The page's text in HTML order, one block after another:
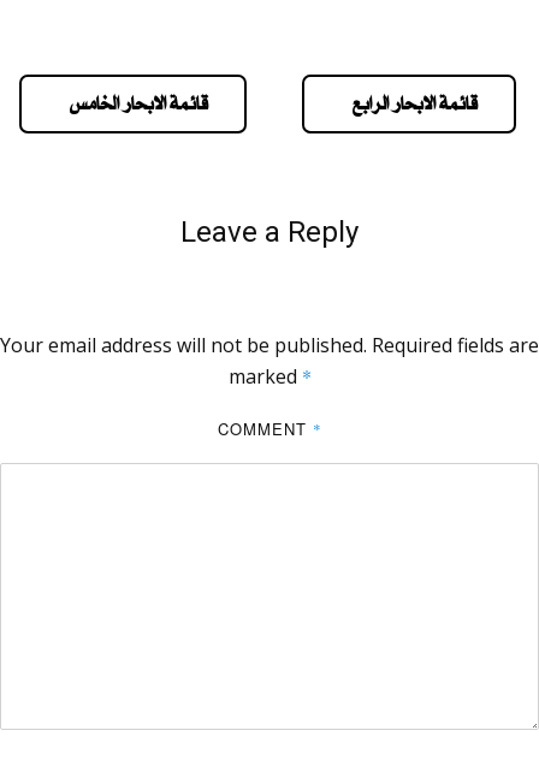
قائمة الابحار الخامس قائمة الابحار الرابع
Leave a Reply
Your email address will not be published. Required fields are
marked *
COMMENT *